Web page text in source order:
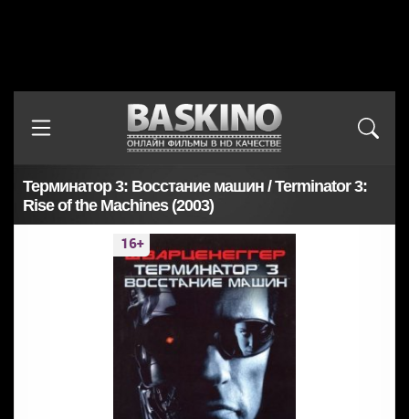
Терминатор 3: Восстание машин / Terminator 3:
Rise of the Machines (2003)